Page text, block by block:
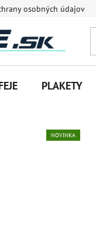
osobných údajov
PLAKETY
NOVINKA